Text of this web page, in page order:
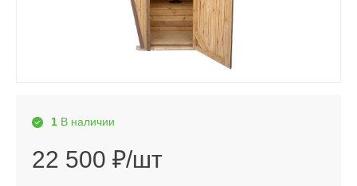
1 В наличии
22 500 ₽/шт